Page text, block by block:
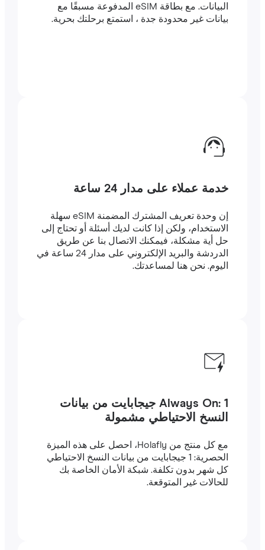
البيانات. مع بطاقة eSIM المدفوعة مسبقًا مع
بيانات غير محدودة جدة ، استمتع برحلتك بحرية.
خدمة عملاء على مدار 24 ساعة
إن وحدة تعريف المشترك المضمنة eSIM سهلة
الاستخدام، ولكن إذا كانت لديك أسئلة أو تحتاج إلى
حل أية مشكلة، فيمكنك الاتصال بنا عن طريق
الدردشة والبريد الإلكتروني على مدار 24 ساعة في
اليوم. نحن هنا لمساعدتك.
Always On: 1 جيجابايت من بيانات
النسخ الاحتياطي مشمولة
مع كل منتج من Holafly، احصل على هذه الميزة
الحصرية: 1 جيجابايت من بيانات النسخ الاحتياطي
كل شهر بدون تكلفة. شبكة الأمان الخاصة بك
للحالات غير المتوقعة.